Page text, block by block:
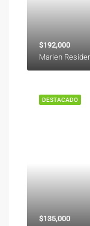
$192,000
Marien
DESTACADO
$135,000